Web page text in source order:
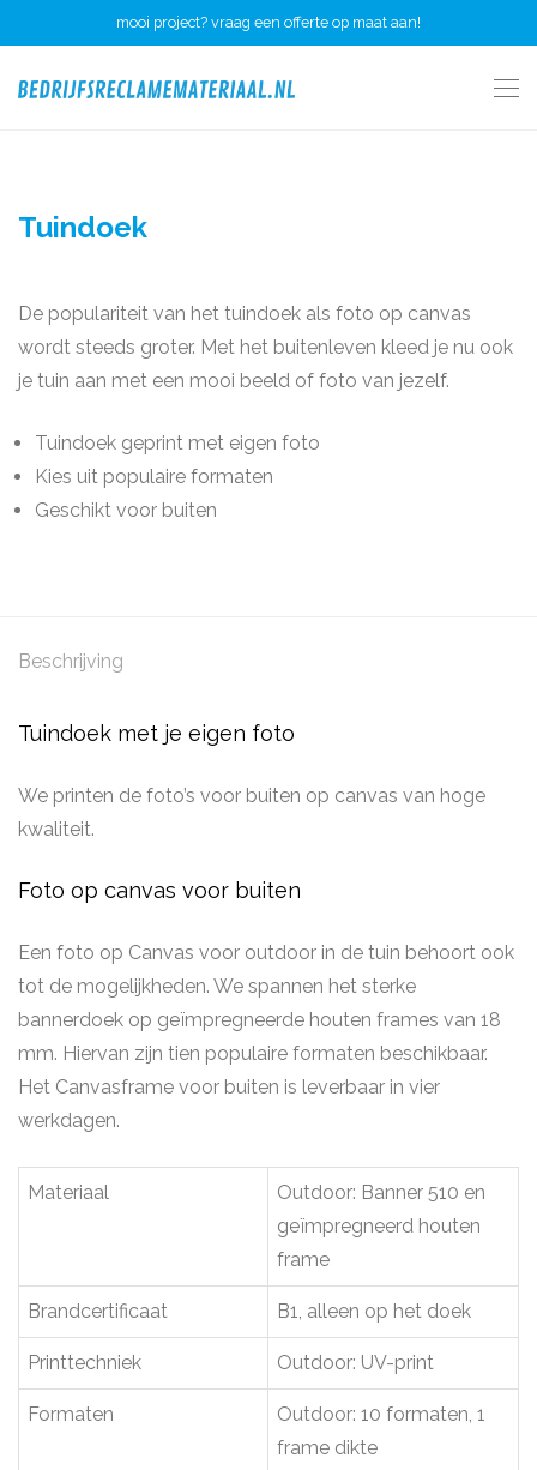
mooi project? vraag een offerte op maat aan!
Tuindoek
De populariteit van het tuindoek als foto op canvas
wordt steeds groter. Met het buitenleven kleed je nu ook
je tuin aan met een mooi beeld of foto van jezelf.
Tuindoek geprint met eigen foto
Kies uit populaire formaten
Geschikt voor buiten
Beschrijving
Tuindoek met je eigen foto
We printen de foto’s voor buiten op canvas van hoge
kwaliteit.
Foto op canvas voor buiten
Een foto op Canvas voor outdoor in de tuin behoort ook
tot de mogelijkheden. We spannen het sterke
bannerdoek op geïmpregneerde houten frames van 18
mm. Hiervan zijn tien populaire formaten beschikbaar.
Het Canvasframe voor buiten is leverbaar in vier
werkdagen.
Materiaal
Outdoor: Banner 510 en
geïmpregneerd houten
frame
Brandcertificaat B1, alleen op het doek
Printtechniek Outdoor: UV-print
Formaten
Outdoor: 10 formaten, 1
frame dikte